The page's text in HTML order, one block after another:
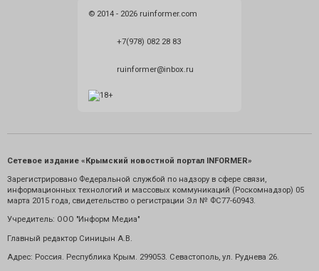
© 2014 - 2026 ruinformer.com
+7(978) 082 28 83
ruinformer@inbox.ru
Сетевое издание «Крымский новостной портал INFORMER»
Зарегистрировано Федеральной службой по надзору в сфере связи,
информационных технологий и массовых коммуникаций (Роскомнадзор) 05
марта 2015 года, свидетельство о регистрации Эл № ФС77-60943.
Учредитель: ООО "Информ Медиа"
Главный редактор Синицын А.В.
Адрес: Россия. Республика Крым. 299053. Севастополь, ул. Руднева 26.